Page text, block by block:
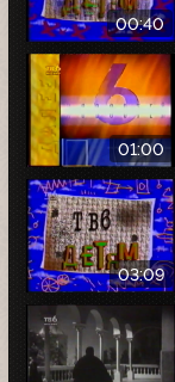
00:40
01:00
03:09